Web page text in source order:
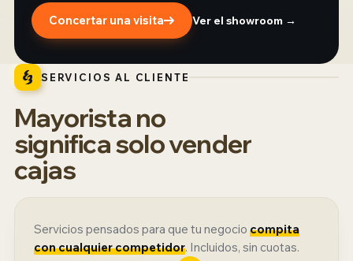
Concertar una visita Ver el showroom →
SERVICIOS AL CLIENTE
Mayorista no
significa solo vender
cajas
Servicios pensados para que tu negocio compita
con cualquier competidor. Incluidos, sin cuotas.